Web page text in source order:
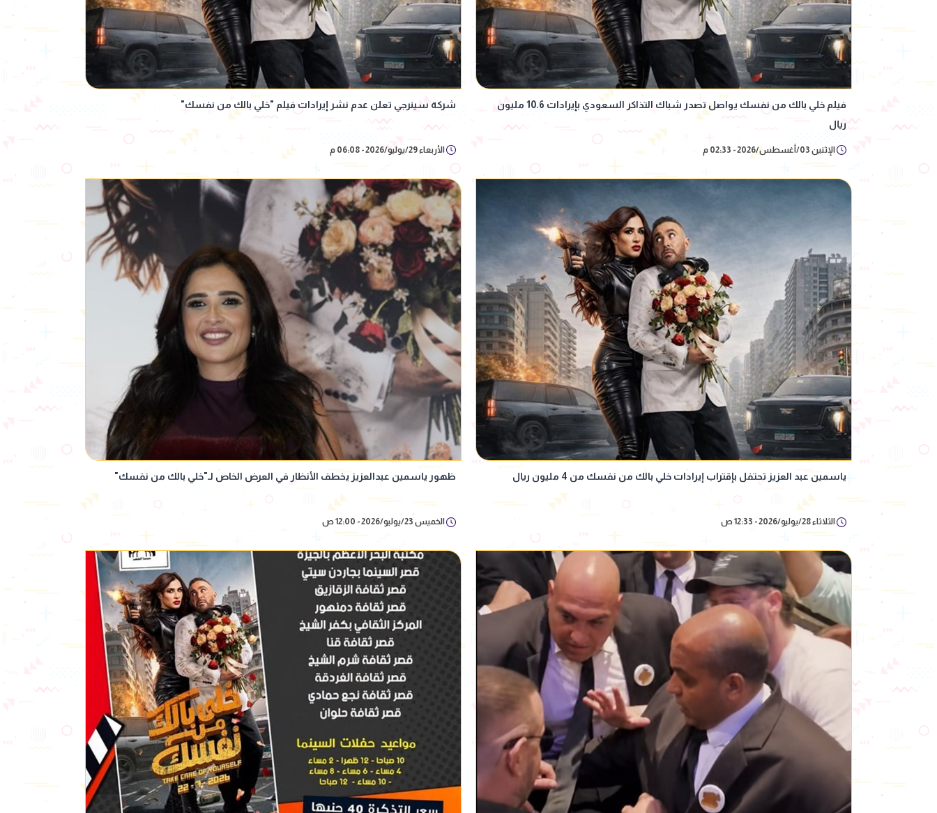
فيلم خلي بالك من نفسك يواصل تصدر شباك التذاكر السعودي بإيرادات 10.6 مليون
ريال
الإثنين 03/أغسطس/2026 - 02:33 م
شركة سينرجي تعلن عدم نشر إيرادات فيلم "خلي بالك من نفسك"
الأربعاء 29/يوليو/2026 - 06:08 م
ياسمين عبد العزيز تحتفل بإقتراب إيرادات خلي بالك من نفسك من 4 مليون ريال
الثلاثاء 28/يوليو/2026 - 12:33 ص
ظهور ياسمين عبدالعزيز يخطف الأنظار في العرض الخاص لـ"خلي بالك من نفسك"
الخميس 23/يوليو/2026 - 12:00 ص